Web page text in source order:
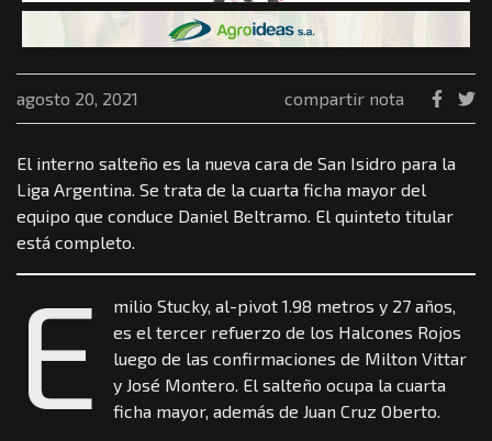
agosto 20, 2021 compartir nota
El interno salteño es la nueva cara de San Isidro para la
Liga Argentina. Se trata de la cuarta ficha mayor del
equipo que conduce Daniel Beltramo. El quinteto titular
está completo.
E
milio Stucky, al-pivot 1.98 metros y 27 años,
es el tercer refuerzo de los Halcones Rojos
luego de las confirmaciones de Milton Vittar
y José Montero. El salteño ocupa la cuarta
ficha mayor, además de Juan Cruz Oberto.